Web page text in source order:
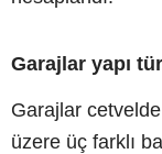
Garajlar yapı
Garajlar
üzere üç farklı